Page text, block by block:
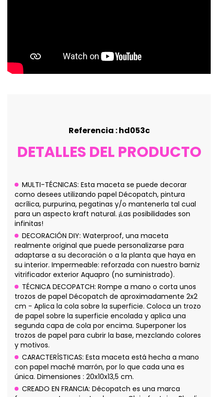
Referencia : hd053c
DETALLES DEL PRODUCTO
MULTI-TÉCNICAS: Esta maceta se puede decorar
como desees utilizando papel Décopatch, pintura
acrílica, purpurina, pegatinas y/o mantenerla tal cual
para un aspecto kraft natural. ¡Las posibilidades son
infinitas!
DECORACIÓN DIY: Waterproof, una maceta
realmente original que puede personalizarse para
adaptarse a su decoración o a la planta que haya en
su interior. Impermeable: reforzada con nuestro barniz
vitrificador exterior Aquapro (no suministrado).
TÉCNICA DECOPATCH: Rompe a mano o corta unos
trozos de papel Décopatch de aproximadamente 2x2
cm - Aplica la cola sobre la superficie. Coloca un trozo
de papel sobre la superficie encolada y aplica una
segunda capa de cola por encima. Superponer los
trozos de papel para cubrir la base, mezclando colores
y motivos.
CARACTERÍSTICAS: Esta maceta está hecha a mano
con papel maché marrón, por lo que cada una es
única. Dimensiones : 20x10x13,5 cm.
CREADO EN FRANCIA: Décopatch es una marca